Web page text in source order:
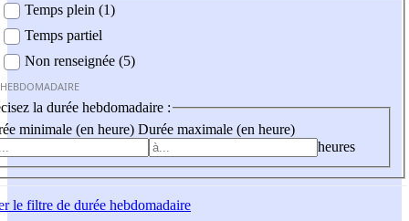
Temps plein (1)
Temps partiel
Non renseignée (5)
la durée hebdomadaire :
minimale (en heure) Durée maximale (en heure)
heures
le filtre de durée hebdomadaire